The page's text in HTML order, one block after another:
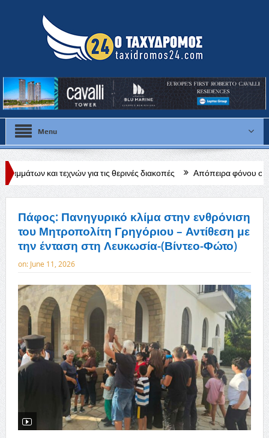
Menu
για τις θερινές διακοπές Απόπειρα φόνου στην Πάφο:
Πάφος: Πανηγυρικό κλίμα στην ενθρόνιση
του Μητροπολίτη Γρηγόριου – Αντίθεση με
την ένταση στη Λευκωσία-(Βίντεο-Φώτο)
on: June 11, 2026